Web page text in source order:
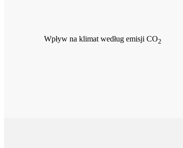
Wpływ na klimat według emisji CO2